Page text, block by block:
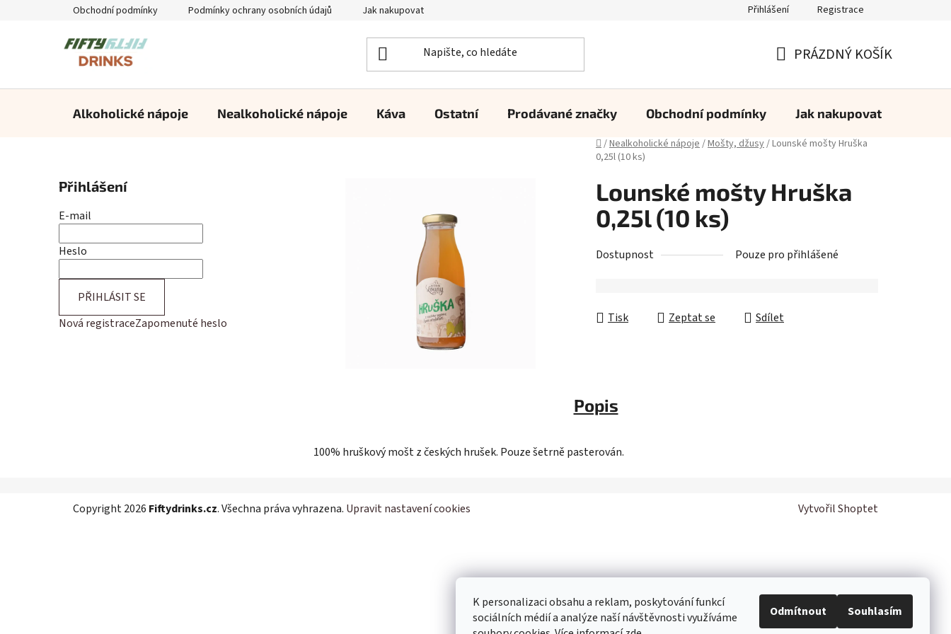
K personalizaci obsahu a reklam, poskytování funkcí
sociálních médií a analýze naší návštěvnosti využíváme
Odmítnout Souhlasím
Obchodní podmínky Podmínky ochrany osobních údajů Jak nakupovat Přihlášení Registrace
KOŠÍK
PRÁZDNÝ KOŠÍK
Alkoholické nápoje Nealkoholické nápoje Káva Ostatní Prodávané značky Obchodní podmínky Jak nakupovat
Domů
/Nealkoholické nápoje/Mošty, džusy/Lounské mošty Hruška
0,25l (10 ks)
o
s
t
r
a
n
í
Přihlášení
E-mail
Heslo
PŘIHLÁSIT SE
Nová registraceZapomenuté heslo
Lounské mošty Hruška
0,25l (10 ks)
Dostupnost Pouze pro přihlášené
Tisk Zeptat se Sdílet
Popis
100% hruškový mošt z českých hrušek. Pouze šetrně pasterován.
Vytvořil Shoptet
Copyright 2026 Fiftydrinks.cz. Všechna práva vyhrazena. Upravit nastavení cookies